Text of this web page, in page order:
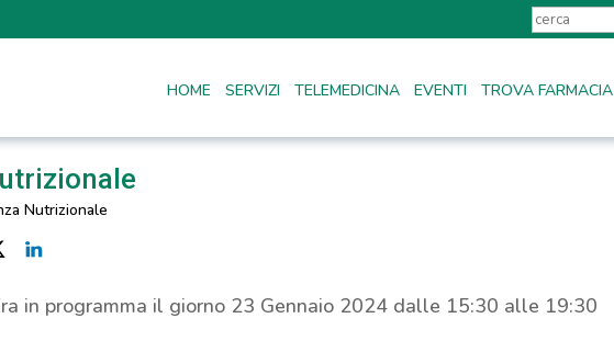
HOME SERVIZI TELEMEDICINA EVENTI TROVA FARMACIA
Nutrizionale
in programma il giorno 23 Gennaio 2024 dalle 15:30 alle 19:30